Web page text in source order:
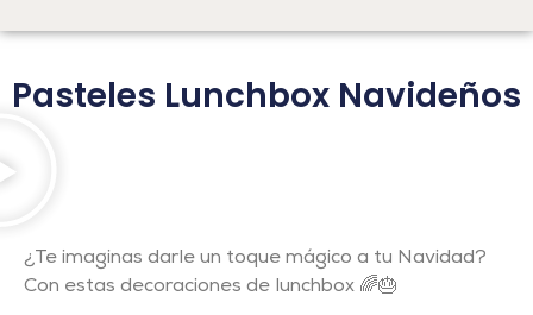
Pasteles Lunchbox Navideños
¿Te imaginas darle un toque mágico a tu Navidad?
Con estas decoraciones de lunchbox 🌈🎂